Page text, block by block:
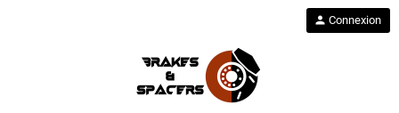
person Connexion